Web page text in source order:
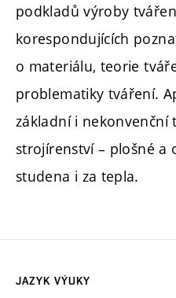
podkladů výroby
korespondujících
o materiálu, teorie
problematiky tváření.
základní i nekonvenční
strojírenství – plošné a
studena i za tepla.
JAZYK VÝUKY